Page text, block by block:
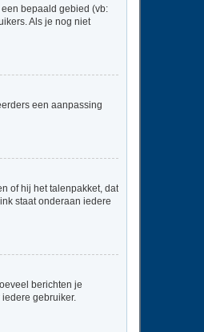
bepaald gebied (vb:
Als je nog niet
een aanpassing
of hij het talenpakket, dat
staat onderaan iedere
berichten je
gebruiker.